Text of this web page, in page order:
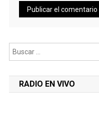
RADIO EN VIVO